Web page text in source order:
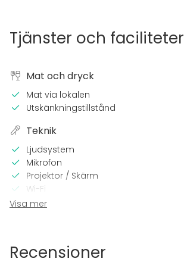
Tjänster och faciliteter
Mat och dryck
Mat via lokalen
Utskänkningstillstånd
Teknik
Ljudsystem
Mikrofon
Projektor / Skärm
Wi-Fi
Utrustning för videokonferens
Sena events tillåtna
Dansgolv
Visa mer
Recensioner